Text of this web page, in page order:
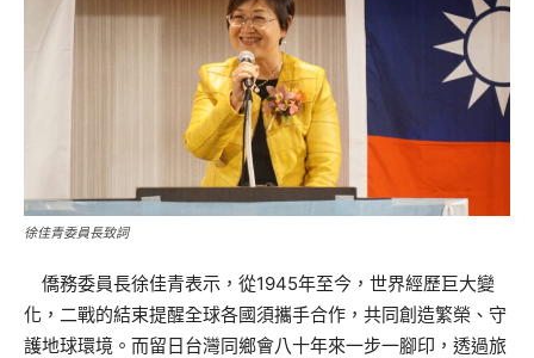
徐佳青委員長致詞
僑務委員長徐佳青表示，從1945年至今，世界經歷巨大變
化，二戰的結束提醒全球各國須攜手合作，共同創造繁榮、守
護地球環境。而留日台灣同鄉會八十年來一步一腳印，透過旅